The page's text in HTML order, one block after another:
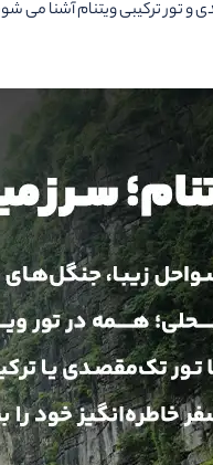
و تور ترکیبی ویتنام آشنا می